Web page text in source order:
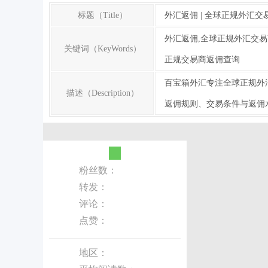
标题（Title） 外汇返佣 | 全球正规外汇交
关键词（KeyWords）
外汇返佣,全球正规外汇交
正规交易商返佣查询
描述（Description）
百宝箱外汇专注全球正规
返佣规则、交易条件与返
粉丝数：
转发：
评论：
点赞：
地区：